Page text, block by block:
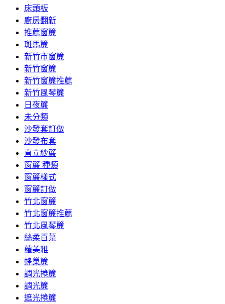
床頭板
廚房翻新
推薦窗簾
斑馬簾
新竹市窗簾
新竹窗簾
新竹窗簾推薦
新竹風琴簾
日夜簾
未分類
沙發套訂做
沙發布套
直立紗簾
窗簾 種類
窗簾樣式
窗簾訂做
竹北窗簾
竹北窗簾推薦
竹北風琴簾
絲柔百葉
蘿美雅
蜂巢簾
調光捲簾
調光簾
遮光捲簾